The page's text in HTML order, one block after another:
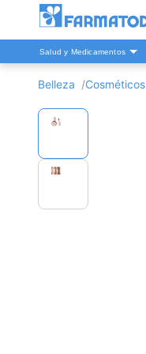
Salud y Medicamentos
Belleza Cosméticos